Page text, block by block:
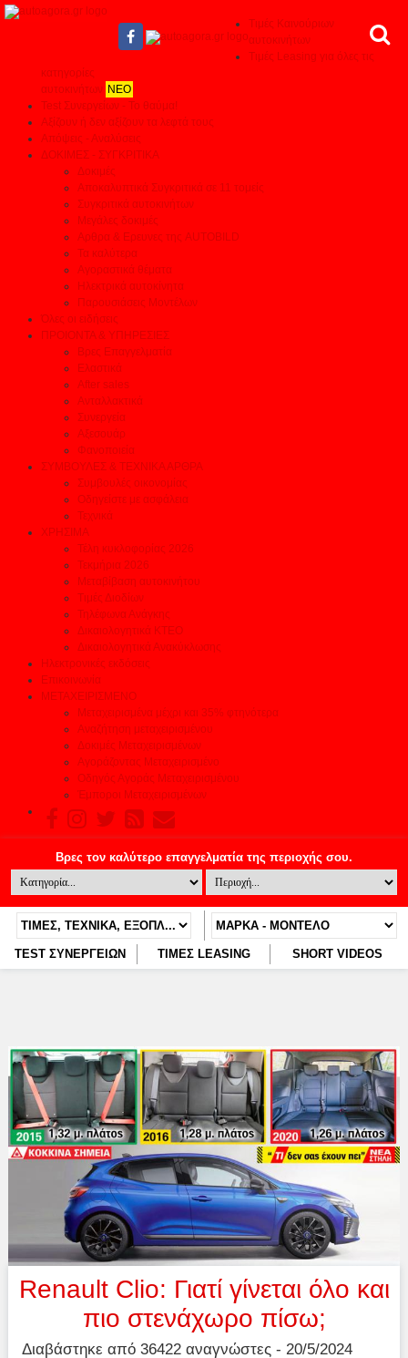
Τιμές Καινούριων
αυτοκινήτων
Τιμές Leasing για όλες τις
κατηγορίες
αυτοκινήτων ΝΕΟ
Test Συνεργείων - Το θαύμα!
Αξίζουν ή δεν αξίζουν τα λεφτά τους
Απόψεις - Αναλύσεις
ΔΟΚΙΜΕΣ - ΣΥΓΚΡΙΤΙΚΑ
Δοκιμές
Αποκαλυπτικά Συγκριτικά σε 11 τομείς
Συγκριτικά αυτοκινήτων
Μεγάλες δοκιμές
Αρθρα & Ερευνες της AUTOBILD
Τα καλύτερα
Αγοραστικά θέματα
Ηλεκτρικά αυτοκίνητα
Παρουσιάσεις Μοντέλων
Όλες οι ειδήσεις
ΠΡΟΙΟΝΤΑ & ΥΠΗΡΕΣΙΕΣ
Βρες Επαγγελματία
Ελαστικά
After sales
Ανταλλακτικά
Συνεργεία
Αξεσουάρ
Φανοποιεία
ΣΥΜΒΟΥΛΕΣ & ΤΕΧΝΙΚΑ ΑΡΘΡΑ
Συμβουλές οικονομίας
Οδηγείστε με ασφάλεια
Τεχνικά
ΧΡΗΣΙΜΑ
Τέλη κυκλοφορίας 2026
Τεκμήρια 2026
Μεταβίβαση αυτοκινήτου
Τιμές Διοδίων
Τηλέφωνα Ανάγκης
Δικαιολογητικά ΚΤΕΟ
Δικαιολογητικά Ανακύκλωσης
Ηλεκτρονικές εκδόσεις
Επικοινωνία
ΜΕΤΑΧΕΙΡΙΣΜΕΝΟ
Μεταχειρισμένα μέχρι και 35% φτηνότερα
Αναζήτηση μεταχειρισμένου
Δοκιμές Μεταχειρισμένων
Αγοράζοντας Μεταχειρισμένο
Οδηγός Αγοράς Μεταχειρισμένου
Έμποροι Μεταχειρισμένων
TEST ΣΥΝΕΡΓΕΙΩΝ ΤΙΜΕΣ LEASING SHORT VIDEOS
Renault Clio: Γιατί γίνεται όλο και
πιο στενάχωρο πίσω;
Διαβάστηκε από 36422 αναγνώστες - 20/5/2024